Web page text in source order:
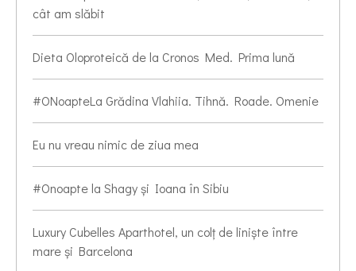
cât am slăbit
Dieta Oloproteică de la Cronos Med. Prima lună
#ONoapteLa Grădina Vlahiia. Tihnă. Roade. Omenie
Eu nu vreau nimic de ziua mea
#Onoapte la Shagy și Ioana în Sibiu
Luxury Cubelles Aparthotel, un colț de liniște între
mare și Barcelona